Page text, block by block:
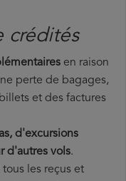
crédités
en raison
perte de bagages,
et des factures
d'excursions
d'autres vols.
les reçus et